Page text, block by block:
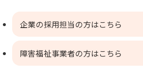
企業の採用担当の方はこちら
障害福祉事業者の方はこちら